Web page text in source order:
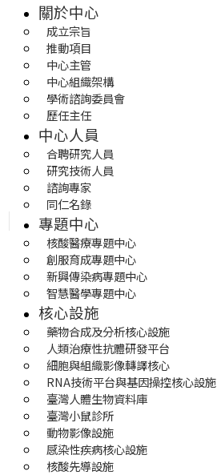
關於中心
成立宗旨
推動項目
中心主管
中心組織架構
學術諮詢委員會
歷任主任
中心人員
合聘研究人員
研究技術人員
諮詢專家
同仁名錄
專題中心
核酸醫療專題中心
創服育成專題中心
新興傳染病專題中心
智慧醫學專題中心
核心設施
藥物合成及分析核心設施
人類治療性抗體研發平台
細胞與組織影像轉譯核心
RNA技術平台與基因操控核心設施
臺灣人體生物資料庫
臺灣小鼠診所
動物影像設施
感染性疾病核心設施
核酸先導設施